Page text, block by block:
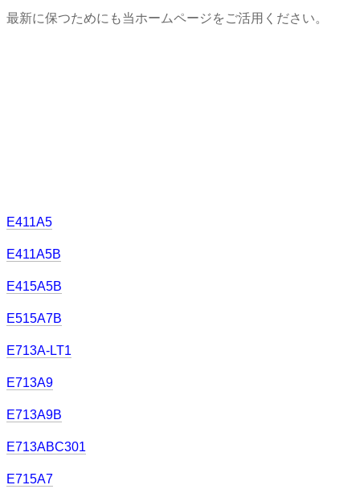
最新に保つためにも当ホームページをご活用ください。
E411A5
E411A5B
E415A5B
E515A7B
E713A-LT1
E713A9
E713A9B
E713ABC301
E715A7